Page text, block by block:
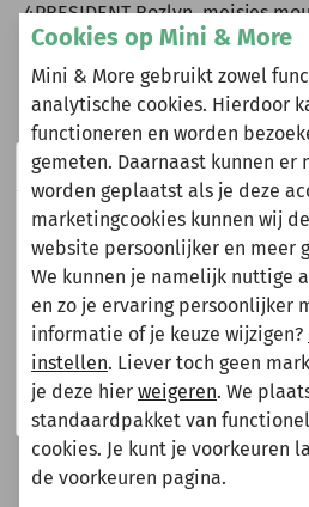
4PRESIDENT Rozlyn, meisjes
speelse strikjes op de
een borstprint met de tekst
past bij de zomerse sfeer. Ook
kleuren Bubblegum en
/ 5% elastaan.
Heeft u vragen?
Stuur een e-mail
info@miniandmore.nl
Andere
Wellicht ook
Wij zijn er even tussenuit!
Natuurlijk kun je wel gewoon
maar deze wordt dan maandag
verzonden.
Gelieve hier rekening mee te
van je bestelling.
Shop nu!
Cookies op Mini & More
Mini & More gebruikt zowel
analytische cookies. Hierdoor
functioneren en worden
gemeten. Daarnaast kunnen er
worden geplaatst als je deze
marketingcookies kunnen wij
website persoonlijker en meer
We kunnen je namelijk nuttige
en zo je ervaring persoonlijker
informatie of je keuze wijzigen?
instellen. Liever toch geen
je deze hier weigeren. We
standaardpakket van
cookies. Je kunt je voorkeuren
de voorkeuren pagina.